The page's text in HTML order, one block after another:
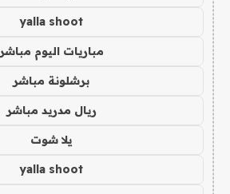
yalla shoot
مباريات اليوم مباشر
برشلونة مباشر
ريال مدريد مباشر
يلا شوت
yalla shoot